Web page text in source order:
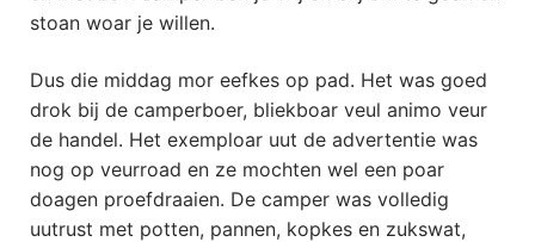
stoan woar je willen.
Dus die middag mor eefkes op pad. Het was goed
drok bij de camperboer, bliekboar veul animo veur
de handel. Het exemploar uut de advertentie was
nog op veurroad en ze mochten wel een poar
doagen proefdraaien. De camper was volledig
uutrust met potten, pannen, kopkes en zukswat,